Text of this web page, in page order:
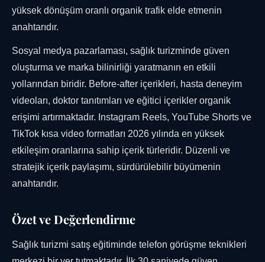
yüksek dönüşüm oranlı organik trafik elde etmenin
anahtarıdır.
Sosyal medya pazarlaması, sağlık turizminde güven
oluşturma ve marka bilinirliği yaratmanın en etkili
yollarından biridir. Before-after içerikleri, hasta deneyim
videoları, doktor tanıtımları ve eğitici içerikler organik
erişimi artırmaktadır. Instagram Reels, YouTube Shorts ve
TikTok kısa video formatları 2026 yılında en yüksek
etkileşim oranlarına sahip içerik türleridir. Düzenli ve
stratejik içerik paylaşımı, sürdürülebilir büyümenin
anahtarıdır.
Özet ve Değerlendirme
Sağlık turizmi satış eğitiminde telefon görüşme teknikleri